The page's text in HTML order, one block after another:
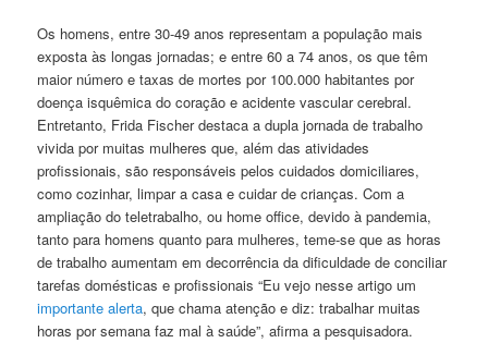
Os homens, entre 30-49 anos representam a população mais
exposta às longas jornadas; e entre 60 a 74 anos, os que têm
maior número e taxas de mortes por 100.000 habitantes por
doença isquêmica do coração e acidente vascular cerebral.
Entretanto, Frida Fischer destaca a dupla jornada de trabalho
vivida por muitas mulheres que, além das atividades
profissionais, são responsáveis pelos cuidados domiciliares,
como cozinhar, limpar a casa e cuidar de crianças. Com a
ampliação do teletrabalho, ou home office, devido à pandemia,
tanto para homens quanto para mulheres, teme-se que as horas
de trabalho aumentam em decorrência da dificuldade de conciliar
tarefas domésticas e profissionais “Eu vejo nesse artigo um
importante alerta, que chama atenção e diz: trabalhar muitas
horas por semana faz mal à saúde”, afirma a pesquisadora.